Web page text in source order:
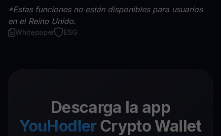
*Estas funciones no están disponibles para usuarios
en el Reino Unido.
Whitepaper ESG
Descarga la app
YouHodler Crypto Wallet